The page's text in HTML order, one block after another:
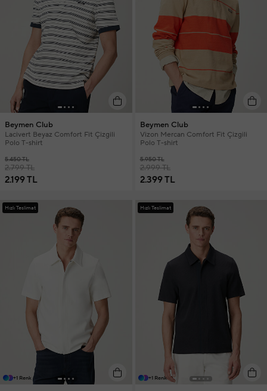
Beymen Club
Lacivert Beyaz Comfort Fit Çizgili
Polo T-shirt
5.450 TL
2.799 TL
2.199 TL
Beymen Club
Vizon Mercan Comfort Fit Çizgili
Polo T-shirt
5.950 TL
2.999 TL
2.399 TL
Hızlı Teslimat
+1 Renk
Hızlı Teslimat
+1 Renk